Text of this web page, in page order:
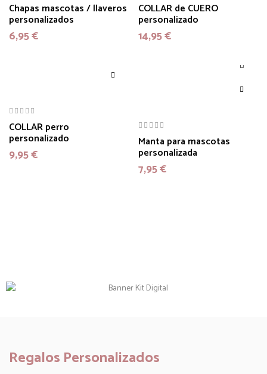
Chapas mascotas / llaveros
personalizados
6,95€
COLLAR de CUERO
personalizado
14,95€
COLLAR perro
personalizado
9,95€
Manta para mascotas
personalizada
7,95€
Regalos Personalizados